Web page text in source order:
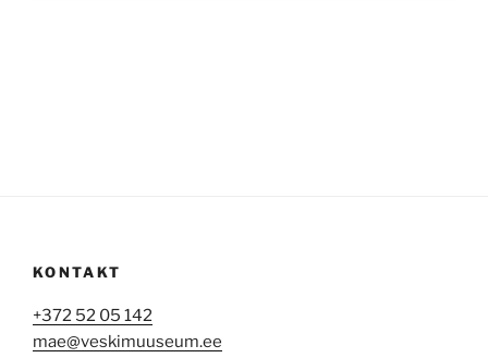
KONTAKT
+372 52 05 142
mae@veskimuuseum.ee